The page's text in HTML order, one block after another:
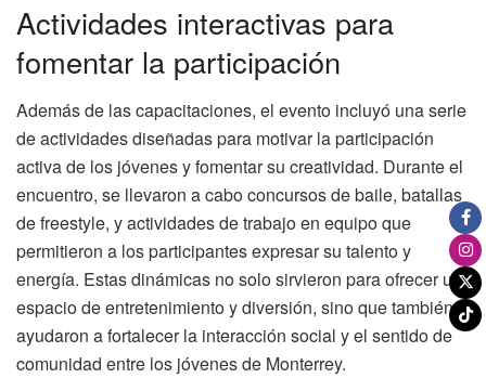
Actividades interactivas para
fomentar la participación
Además de las capacitaciones, el evento incluyó una serie
de actividades diseñadas para motivar la participación
activa de los jóvenes y fomentar su creatividad. Durante el
encuentro, se llevaron a cabo concursos de baile, batallas
de freestyle, y actividades de trabajo en equipo que
permitieron a los participantes expresar su talento y
energía. Estas dinámicas no solo sirvieron para ofrecer un
espacio de entretenimiento y diversión, sino que también
ayudaron a fortalecer la interacción social y el sentido de
comunidad entre los jóvenes de Monterrey.